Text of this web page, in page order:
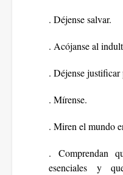
. Déjense salvar.
. Acójanse al
. Déjense
. Mírense.
. Miren el mundo
. Comprendan
esenciales y